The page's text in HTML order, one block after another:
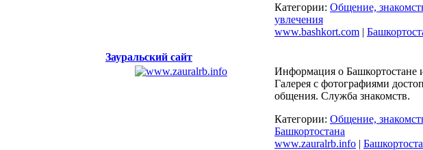
Категории: Общение,
увлечения
www.bashkort.com |
Зауральский сайт
Информация о Башкортостане
Галерея с фотографиями
общения. Служба знакомств.
Категории: Общение,
Башкортостана
www.zauralrb.info |